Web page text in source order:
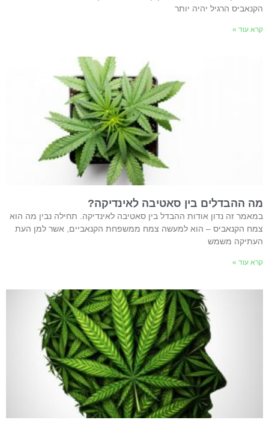
הקנאביס הרגיל יהיה יותר
קרא עוד »
מה ההבדלים בין סאטיבה לאינדיקה?
במאמר זה נדון אודות ההבדל בין סאטיבה לאינדיקה. תחילה נבין מה הוא
צמח הקנאביס – הוא למעשה צמח ממשפחת הקנאביים, אשר למן העת
העתיקה משמש
קרא עוד »